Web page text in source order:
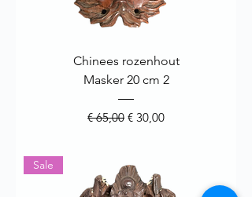
Chinees rozenhout
Masker 20 cm 2
Normale prijs
€ 65,00 Verkoopprijs
€ 30,00
Sale